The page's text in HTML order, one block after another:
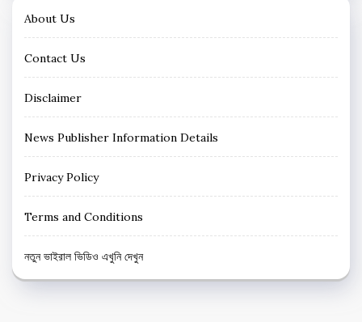
About Us
Contact Us
Disclaimer
News Publisher Information Details
Privacy Policy
Terms and Conditions
নতুন ভাইরাল ভিডিও এখুনি দেখুন